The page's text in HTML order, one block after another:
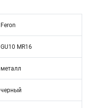
Feron
GU10 MR16
металл
черный